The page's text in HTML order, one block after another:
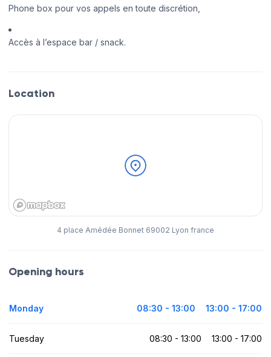
Phone box pour vos appels en toute discrétion,
Accès à l’espace bar / snack.
Location
4 place Amédée Bonnet 69002 Lyon france
Opening hours
Monday 08:30 - 13:00 13:00 - 17:00
Tuesday 08:30 - 13:00 13:00 - 17:00